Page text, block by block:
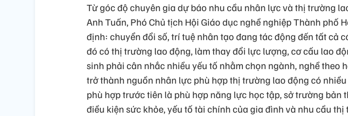
Từ góc độ chuyên gia dự báo nhu cầu nhân lực và thị trường
Anh Tuấn, Phó Chủ tịch Hội Giáo dục nghề nghiệp Thành phố
định: chuyển đổi số, trí tuệ nhân tạo đang tác động đến tất cả
đó có thị trường lao động, làm thay đổi lực lượng, cơ cấu lao
sinh phải cân nhắc nhiều yếu tố nhằm chọn ngành, nghề theo
trở thành nguồn nhân lực phù hợp thị trường lao động có
phù hợp trước tiên là phù hợp năng lực học tập, sở trường bản
điều kiện sức khỏe, yếu tố tài chính của gia đình và nhu cầu